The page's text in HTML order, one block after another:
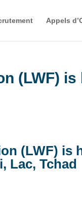
Appels
(LWF)
(LWF) is
Lac, Tchad